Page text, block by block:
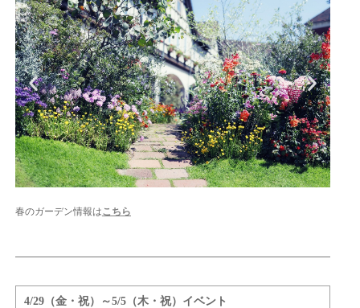
春のガーデン情報はこちら
4/29（金・祝）～5/5（木・祝）イベント